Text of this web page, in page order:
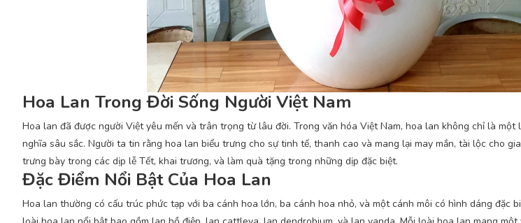
Hoa Lan Trong Đời Sống Người Việt Nam
Hoa lan đã được người Việt yêu mến và trân trọng từ lâu đời. Trong văn hóa Việt Nam, hoa lan không chỉ là một
nghĩa sâu sắc. Người ta tin rằng hoa lan biểu trưng cho sự tinh tế, thanh cao và mang lại may mắn, tài lộc cho
trưng bày trong các dịp lễ Tết, khai trương, và làm quà tặng trong những dịp đặc biệt.
Đặc Điểm Nổi Bật Của Hoa Lan
Hoa lan thường có cấu trúc phức tạp với ba cánh hoa lớn, ba cánh hoa nhỏ, và một cánh môi có hình dáng đặc